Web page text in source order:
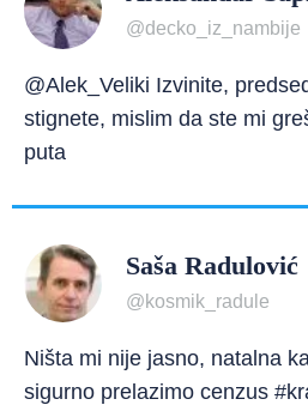
@decko_iz_nambije
@Alek_Veliki Izvinite,
stignete, mislim da ste mi
puta
Saša Radulović
@kosmik_radule
Ništa mi nije jasno, natalna
sigurno prelazimo cenzus